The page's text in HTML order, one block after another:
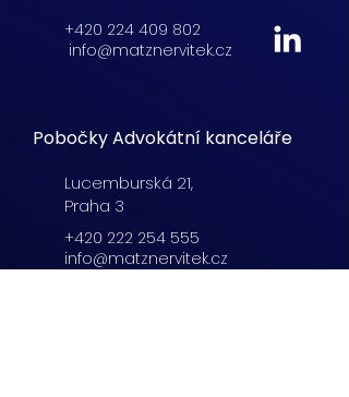
+420 224 409 802
info@matznervitek.cz
Pobočky Advokátní kanceláře
Lucemburská 21,
Praha 3
+420 222 254 555
info@matznervitek.cz